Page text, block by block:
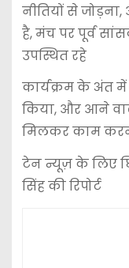
नीतियों से
है, मंच पर पूर्व
उपस्थित रहे
कार्यक्रम के अंत
किया, और आने
मिलकर काम
टेन न्यूज़ के लिए
सिंह की रिपोर्ट